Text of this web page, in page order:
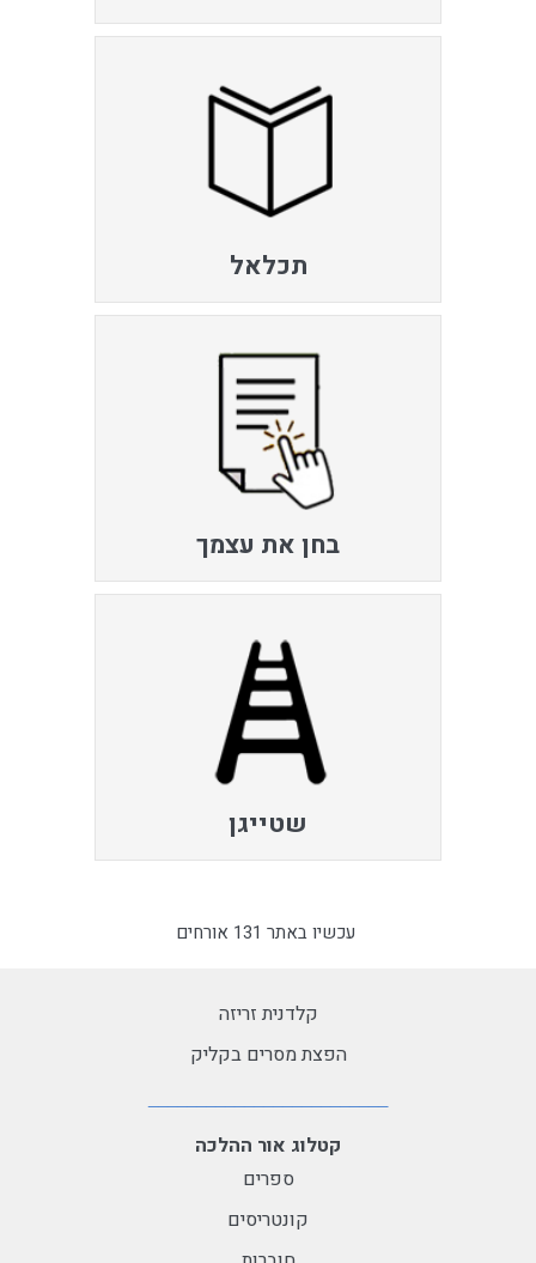
תכלאל
בחן את עצמך
שטייגן
עכשיו באתר 131 אורחים
קלדנית זריזה
הפצת מסרים בקליק
קטלוג אור ההלכה
ספרים
קונטריסים